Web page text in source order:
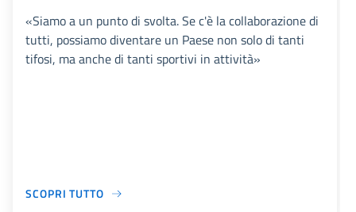
«Siamo a un punto di svolta. Se c'è la collaborazione di
tutti, possiamo diventare un Paese non solo di tanti
tifosi, ma anche di tanti sportivi in attività»
SCOPRI TUTTO